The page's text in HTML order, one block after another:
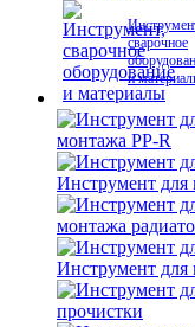
сварочное
и
монтажа PP-R
Инструмент для
монтажа
Инструмент для
прочистки